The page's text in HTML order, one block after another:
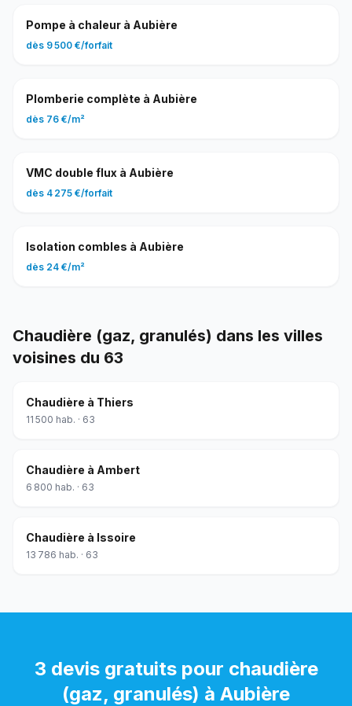
Pompe à chaleur à Aubière
dès 9 500 €/forfait
Plomberie complète à Aubière
dès 76 €/m²
VMC double flux à Aubière
dès 4 275 €/forfait
Isolation combles à Aubière
dès 24 €/m²
Chaudière (gaz, granulés) dans les villes
voisines du 63
Chaudière à Thiers
11 500 hab. · 63
Chaudière à Ambert
6 800 hab. · 63
Chaudière à Issoire
13 786 hab. · 63
3 devis gratuits pour chaudière
(gaz, granulés) à Aubière